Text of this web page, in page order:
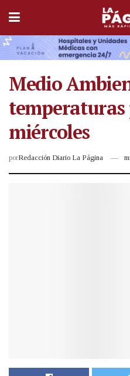
Medio
temperaturas
miércoles
porRedacción Diario La Página